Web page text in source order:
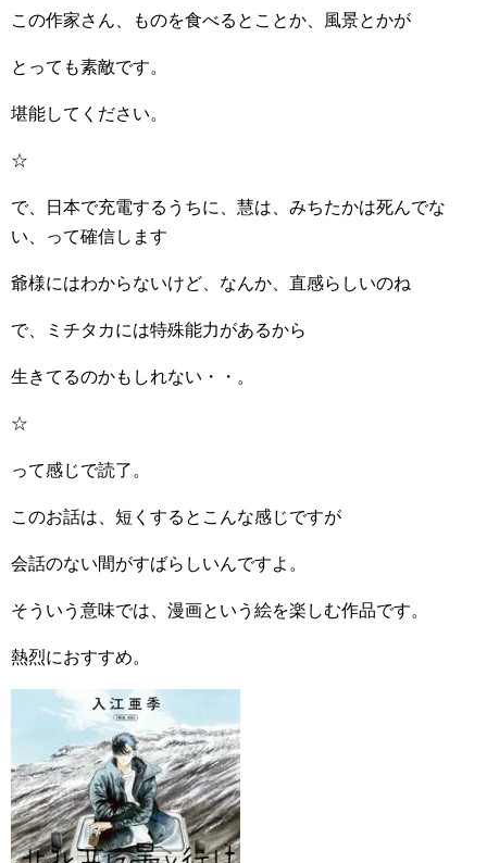
この作家さん、ものを食べるとことか、風景とかが
とっても素敵です。
堪能してください。
☆
で、日本で充電するうちに、慧は、みちたかは死んでな
い、って確信します
爺様にはわからないけど、なんか、直感らしいのね
で、ミチタカには特殊能力があるから
生きてるのかもしれない・・。
☆
って感じで読了。
このお話は、短くするとこんな感じですが
会話のない間がすばらしいんですよ。
そういう意味では、漫画という絵を楽しむ作品です。
熱烈におすすめ。